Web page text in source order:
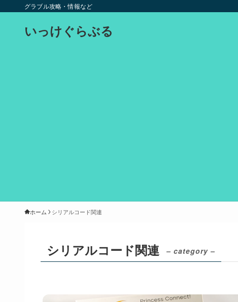
グラブル攻略・情報など
いっけぐらぶる
ホーム シリアルコード関連
シリアルコード関連 – category –